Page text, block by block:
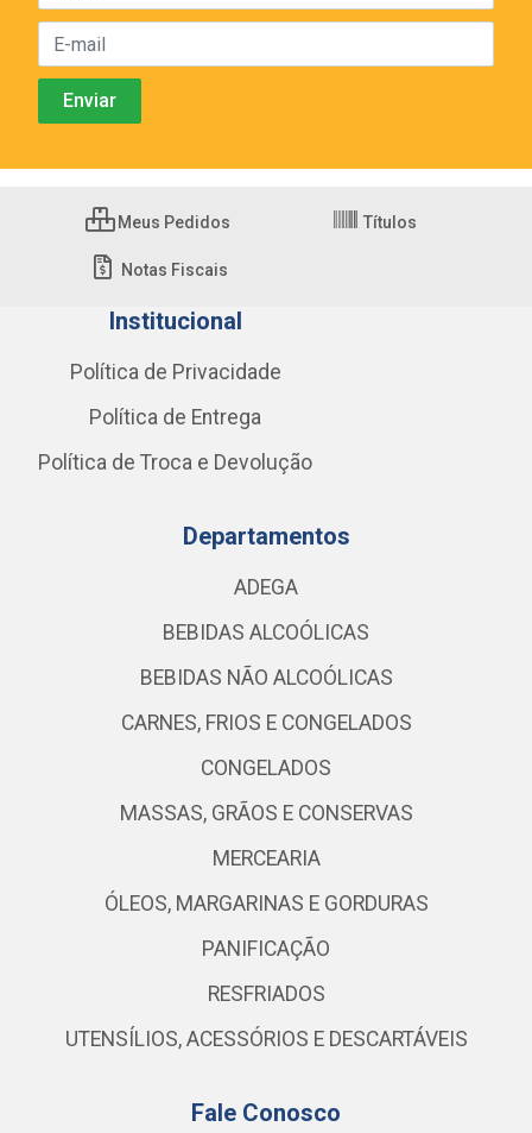
Meus Pedidos Títulos
Notas Fiscais
Institucional
Política de Privacidade
Política de Entrega
Política de Troca e Devolução
Departamentos
ADEGA
BEBIDAS ALCOÓLICAS
BEBIDAS NÃO ALCOÓLICAS
CARNES, FRIOS E CONGELADOS
CONGELADOS
MASSAS, GRÃOS E CONSERVAS
MERCEARIA
ÓLEOS, MARGARINAS E GORDURAS
PANIFICAÇÃO
RESFRIADOS
UTENSÍLIOS, ACESSÓRIOS E DESCARTÁVEIS
Fale Conosco